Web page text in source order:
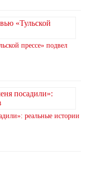
прессе» подвел
реальные истории